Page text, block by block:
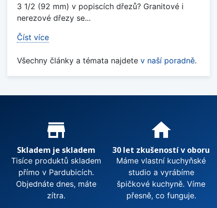
3 1/2 (92 mm) v popiscích dřezů? Granitové i
nerezové dřezy se...
Číst více
Všechny články a témata najdete v naší poradně.
Proč nakupovat u nás?
store_mall_directory
Skladem je skladem
Tisíce produktů skladem
přímo v Pardubicích.
Objednáte dnes, máte
zítra.
home
30 let zkušeností v oboru
Máme vlastní kuchyňské
studio a vyrábíme
špičkové kuchyně. Víme
přesně, co funguje.